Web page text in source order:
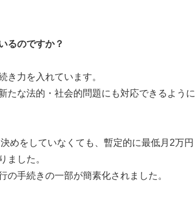
るのですか？
き力を入れています。
たな法的・社会的問題にも対応できるように
めをしていなくても、暫定的に最低月2万円
ました。
の手続きの一部が簡素化されました。